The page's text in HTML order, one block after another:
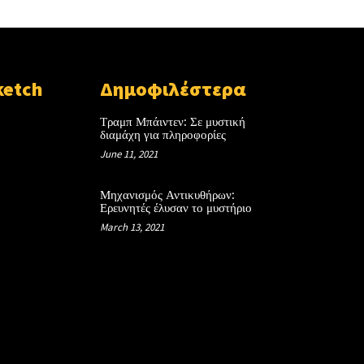
Δημοφιλέστερα
Τραμπ Μπάιντεν: Σε μυστική
διαμάχη για πληροφορίες
June 11, 2021
Μηχανισμός Αντικυθήρων:
Ερευνητές έλυσαν το μυστήριο
March 13, 2021